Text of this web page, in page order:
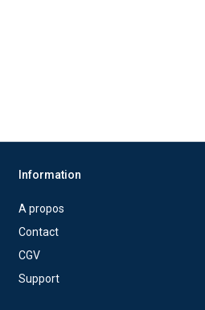
Information
A propos
Contact
CGV
Support